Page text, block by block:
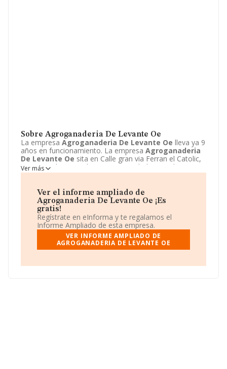
Sobre Agroganaderia De Levante Oe
La empresa Agroganaderia De Levante Oe lleva ya 9
años en funcionamiento. La empresa Agroganaderia
De Levante Oe sita en Calle gran via Ferran el Catolic,
71 - 29, Valencia, Valencia. La actividad CNAE de esta
compañía es 0161 - Actividades de apoyo a la
se registra como Comunidad de bienes.
Ver más
Ver el informe ampliado de
Agroganaderia De Levante Oe ¡Es
gratis!
Regístrate en eInforma y te regalamos el
Informe Ampliado de esta empresa.
VER INFORME AMPLIADO DE
AGROGANADERIA DE LEVANTE OE